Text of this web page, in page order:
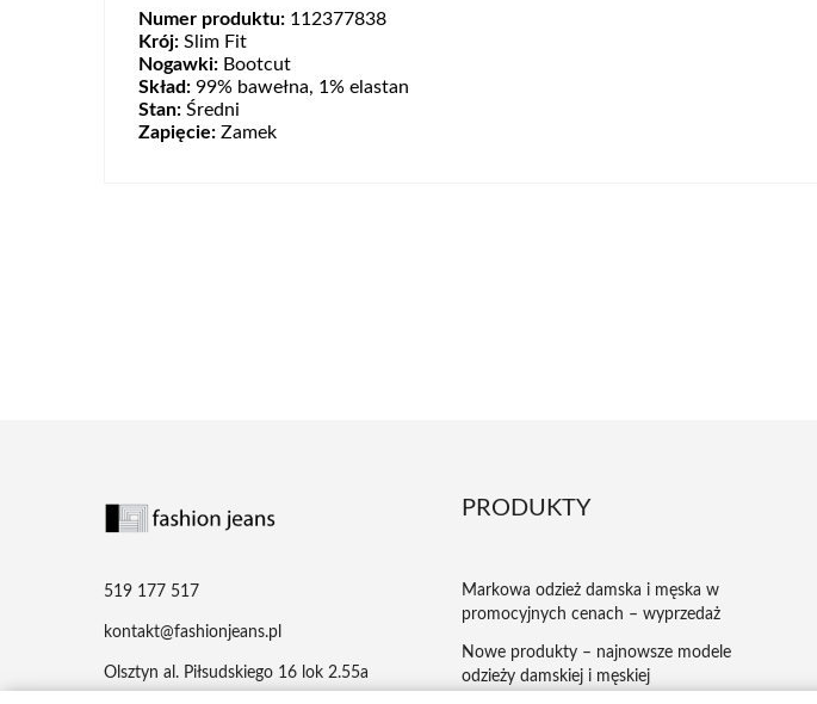
Numer produktu: 112377838
Krój: Slim Fit
Nogawki: Bootcut
Skład: 99% bawełna, 1% elastan
Stan: Średni
Zapięcie: Zamek
519 177 517
kontakt@fashionjeans.pl
Olsztyn al. Piłsudskiego 16 lok 2.55a
PRODUKTY
Markowa odzież damska i męska w
promocyjnych cenach – wyprzedaż
Nowe produkty – najnowsze modele
odzieży damskiej i męskiej